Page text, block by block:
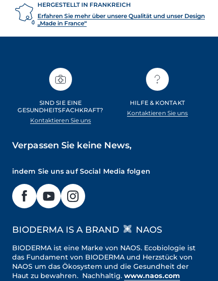
HERGESTELLT IN FRANKREICH
Erfahren Sie mehr über unsere Qualität und unser Design
„Made in France“
SIND SIE EINE
GESUNDHEITSFACHKRAFT?
Kontaktieren Sie uns
HILFE & KONTAKT
Kontaktieren Sie uns
Verpassen Sie keine News,
indem Sie uns auf Social Media folgen
BIODERMA IS A BRAND NAOS
BIODERMA ist eine Marke von NAOS. Ecobiologie ist
das Fundament von BIODERMA und Herzstück von
NAOS um das Ökosystem und die Gesundheit der
Haut zu bewahren. Nachhaltig. www.naos.com